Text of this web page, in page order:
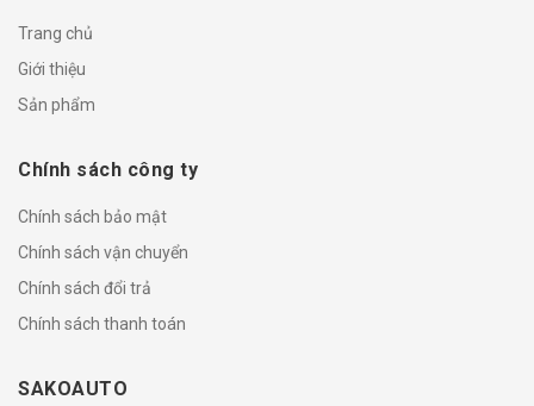
Trang chủ
Giới thiệu
Sản phẩm
Chính sách công ty
Chính sách bảo mật
Chính sách vận chuyển
Chính sách đổi trả
Chính sách thanh toán
SAKOAUTO